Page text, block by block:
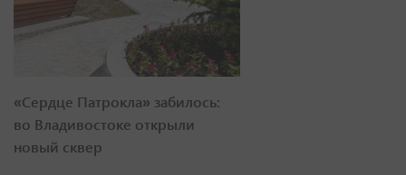
«Сердце Патрокла» забилось:
во Владивостоке открыли
новый сквер